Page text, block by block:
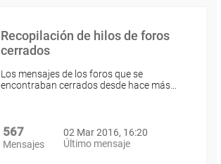
Recopilación de hilos de foros
cerrados
Los mensajes de los foros que se
encontraban cerrados desde hace más…
567
Mensajes
02 Mar 2016, 16:20
Último mensaje